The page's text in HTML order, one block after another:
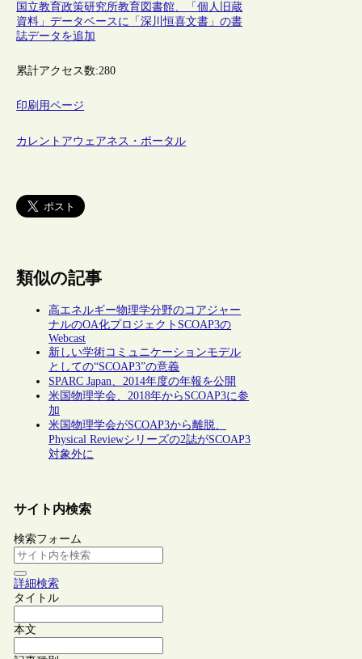
国立教育政策研究所教育図書館、「個人旧蔵
資料」データベースに「深川恒喜文書」の書
誌データを追加
累計アクセス数:280
印刷用ページ
カレントアウェアネス・ポータル
類似の記事
高エネルギー物理学分野のコアジャー
ナルのOA化プロジェクトSCOAP3の
Webcast
新しい学術コミュニケーションモデル
としての“SCOAP3”の意義
SPARC Japan、2014年度の年報を公開
米国物理学会、2018年からSCOAP3に参
加
米国物理学会がSCOAP3から離脱、
Physical Reviewシリーズの2誌がSCOAP3
対象外に
サイト内検索
検索フォーム
詳細検索
タイトル
本文